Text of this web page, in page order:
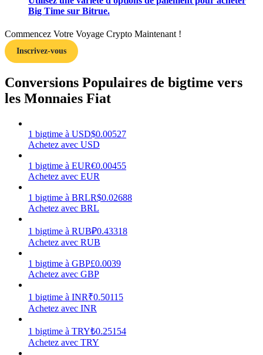
Gagner
Gagnez quotidiennement des récompenses compétitives
Jalonnement
Des rendements élevés et un accès instantané
Big Time sur Bitrue.
Commencez Votre Voyage Crypto Maintenant !
Inscrivez-vous
Conversions Populaires de bigtime vers
les Monnaies Fiat
1 bigtime à USD$0.00527
Achetez avec USD
1 bigtime à EUR€0.00455
Achetez avec EUR
1 bigtime à BRLR$0.02688
Achetez avec BRL
1 bigtime à RUB₽0.43318
Achetez avec RUB
1 bigtime à GBP£0.0039
Achetez avec GBP
1 bigtime à INR₹0.50115
Achetez avec INR
1 bigtime à TRY₺0.25154
Achetez avec TRY